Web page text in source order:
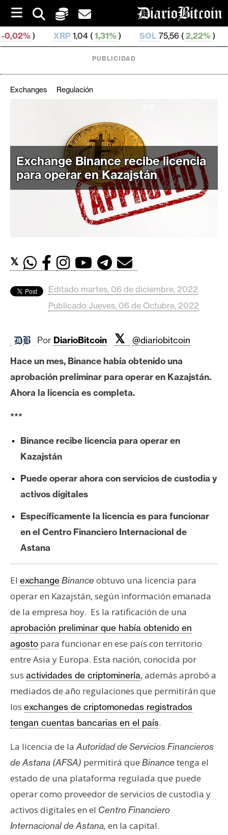
i
p
t
o
XRP1,04 ( 1,31% ) SOL75,56 ( 2,22%) TRX
p
t
o
M
o
t
o
i
n
t
h
r
e
m
I
A
A
n
á
l
i
s
i
s
N
t
a
s
d
P
r
PUBLICIDAD
Exchanges Regulación
Exchange Binance recibe licencia
para operar en Kazajstán
𝕏
Editado martes, 06 de diciembre, 2022
Publicado Jueves, 06 de Octubre, 2022
Por DiarioBitcoin 𝕏
@diariobitcoin
Hace un mes, Binance había obtenido una
aprobación preliminar para operar en Kazajstán.
Ahora la licencia es completa.
***
Binance recibe licencia para operar en
Kazajstán
Puede operar ahora con servicios de custodia y
activos digitales
Específicamente la licencia es para funcionar
en el Centro Financiero Internacional de
Astana
El exchangeBinance obtuvo una licencia para
operar en Kazajstán, según información emanada
de la empresa hoy. Es la ratificación de una
aprobación preliminar que había obtenido en
agosto para funcionar en ese país con territorio
entre Asia y Europa. Esta nación, conocida por
sus actividades de criptominería, además aprobó a
mediados de año regulaciones que permitirán que
los exchanges de criptomonedas registrados
tengan cuentas bancarias en el país.
La licencia de laAutoridad de Servicios Financieros
de Astana (AFSA) permitirá que Binance tenga el
estado de una plataforma regulada que puede
operar como proveedor de servicios de custodia y
activos digitales en el Centro Financiero
Internacional de Astana, en la capital.